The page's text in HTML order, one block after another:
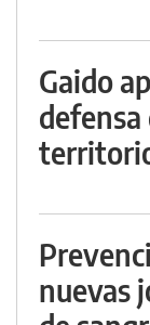
Gaido
defensa
nuevas